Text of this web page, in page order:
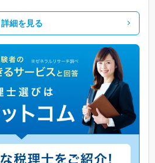
詳細を見る